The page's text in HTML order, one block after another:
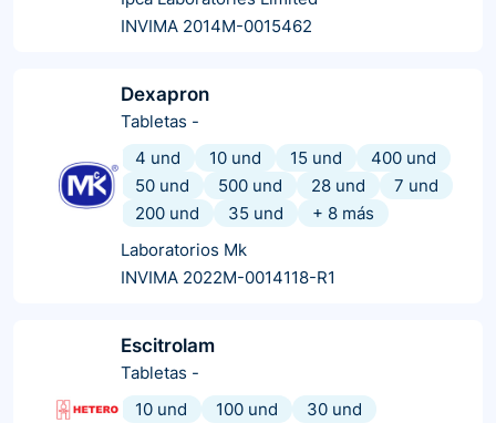
INVIMA 2014M-0015462
Dexapron
Tabletas -
4 und
10 und 15 und
400 und
50 und
500 und 28 und
7 und
200 und
35 und + 8 más
Laboratorios Mk
INVIMA 2022M-0014118-R1
Escitrolam
Tabletas -
10 und
100 und
30 und